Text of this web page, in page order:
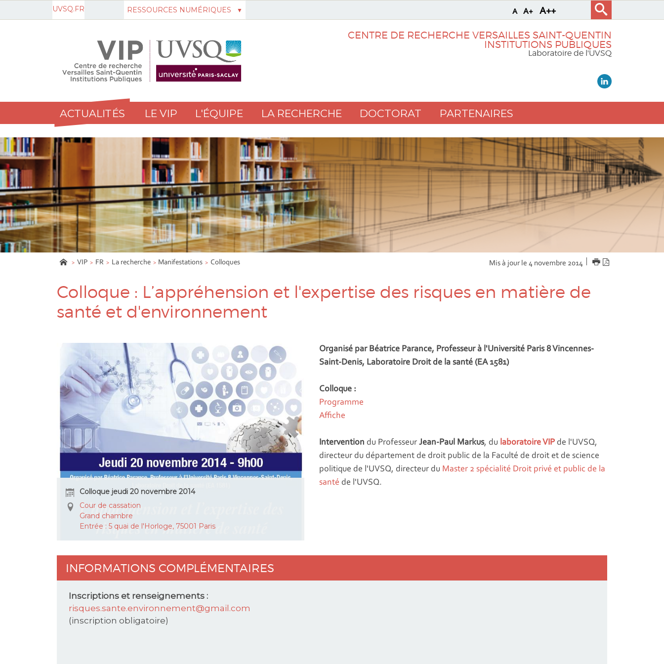
A A+ A++
UVSQ.FR
CENTRE DE RECHERCHE VERSAILLES SAINT-QUENTIN
INSTITUTIONS PUBLIQUES
Laboratoire de l'UVSQ
ACTUALITÉS LE VIP L'ÉQUIPE LA RECHERCHE DOCTORAT PARTENAIRES
VIP FR La recherche Manifestations Colloques Mis à jour le 4 novembre 2014 IMPRIMER
Colloque : L’appréhension et l'expertise des risques en matière de
santé et d'environnement
Colloque jeudi 20 novembre 2014
Cour de cassation
Grand chambre
Entrée : 5 quai de l'Horloge, 75001 Paris
Organisé par Béatrice Parance, Professeur à l'Université Paris 8 Vincennes-
Saint-Denis, Laboratoire Droit de la santé (EA 1581)
Colloque :
Programme
Affiche
Intervention du Professeur Jean-Paul Markus, du laboratoire VIP de l'UVSQ,
directeur du département de droit public de la Faculté de droit et de science
politique de l'UVSQ, directeur du Master 2 spécialité Droit privé et public de la
santé de l'UVSQ.
INFORMATIONS COMPLÉMENTAIRES
Inscriptions et renseignements :
risques.sante.environnement@gmail.com
(inscription obligatoire)
RESSOURCES NUMÉRIQUES